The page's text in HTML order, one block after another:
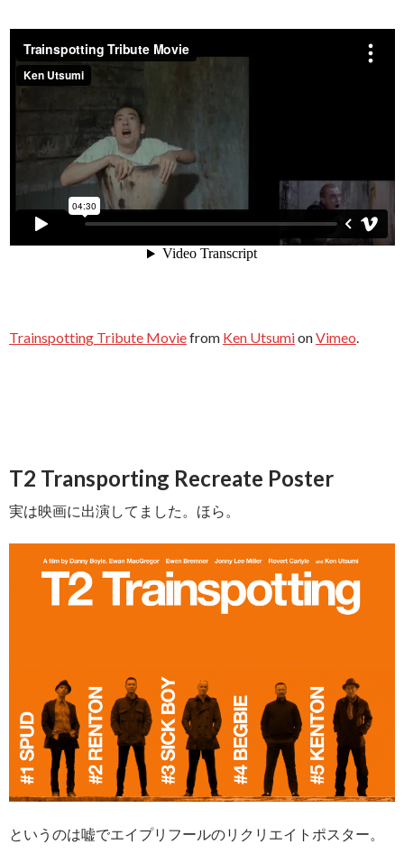
Trainspotting Tribute Moviefrom Ken UtsumionVimeo.
T2 Transporting Recreate Poster
実は映画に出演してました。ほら。
というのは嘘でエイプリフールのリクリエイトポスター。